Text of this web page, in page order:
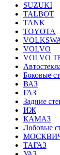
SUZUKI
TALBOT
TANK
TOYOTA
VOLVO
VOLVO
Боковые
ВАЗ
ГАЗ
Задние
ИЖ
КАМАЗ
Лобовые
ТАГАЗ